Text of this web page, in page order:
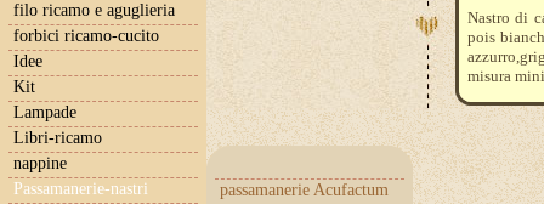
filo ricamo e aguglieria
forbici ricamo-cucito
Idee
Kit
Lampade
Libri-ricamo
nappine
Passamanerie-nastri
passamanerie Acufactum
Nastro di
pois
misura